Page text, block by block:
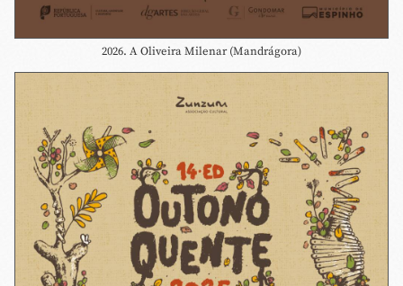
2026. A Oliveira Milenar (Mandrágora)